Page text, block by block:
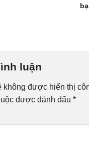
luận
không được hiển thị
được đánh dấu *